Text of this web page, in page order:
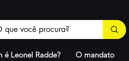
é Leonel Radde? O mandato